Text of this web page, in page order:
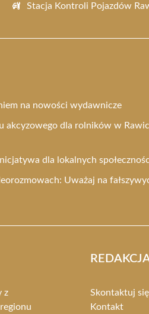
Stacja Kontroli Pojazdów
na nowości wydawnicze
akcyzowego dla rolników w
dla lokalnych
Uważaj na
z
Skontaktuj
Kontakt